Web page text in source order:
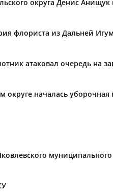
округа Денис
флориста из Дальней
атаковал очередь на
округе началась
муниципального